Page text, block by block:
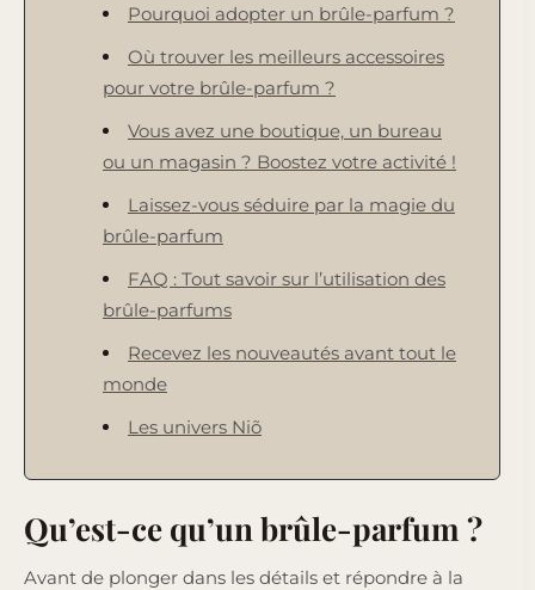
Pourquoi adopter un brûle-parfum ?
Où trouver les meilleurs accessoires
pour votre brûle-parfum ?
Vous avez une boutique, un bureau
ou un magasin ? Boostez votre activité !
Laissez-vous séduire par la magie du
brûle-parfum
FAQ : Tout savoir sur l’utilisation des
brûle-parfums
Recevez les nouveautés avant tout le
monde
Les univers Niõ
Qu’est-ce qu’un brûle-parfum ?
Avant de plonger dans les détails et répondre à la